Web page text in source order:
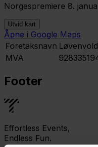
Norgespremiere 8.
Utvid kart
Åpne i Google Maps
Foretaksnavn
MVA
Footer
Effortless Events,
Endless Fun.